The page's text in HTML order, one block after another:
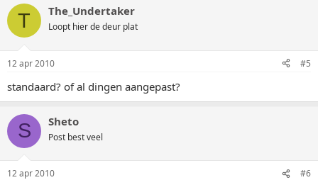
T The_Undertaker
Loopt hier de deur plat
12 apr 2010 #5
standaard? of al dingen aangepast?
S Sheto
Post best veel
12 apr 2010 #6